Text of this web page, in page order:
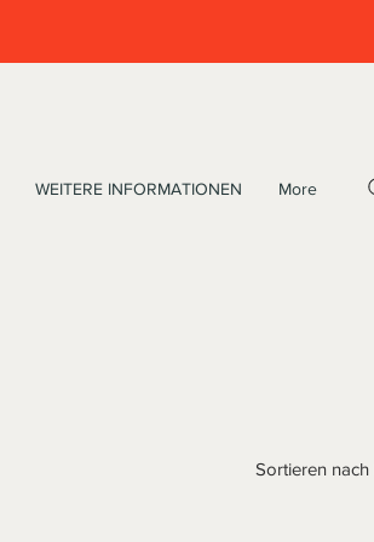
WEITERE INFORMATIONEN More
Sortieren nach